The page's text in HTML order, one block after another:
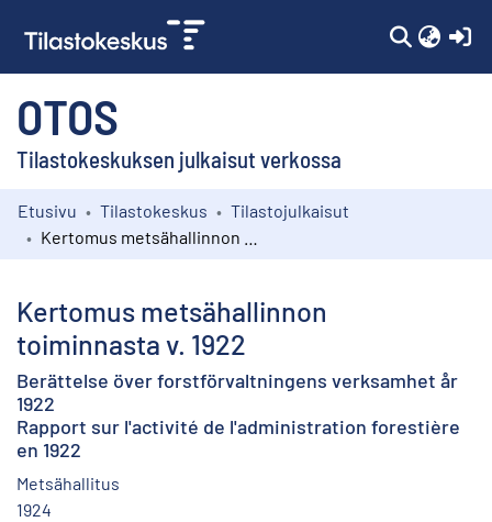
OTOS
Tilastokeskuksen julkaisut verkossa
Kokoelmat
Etusivu Tilastokeskus
Tilastojulkaisut
Kertomus metsähallinnon
toiminnasta v. 1922
Berättelse över forstförvaltningens verksamhet år
1922
Rapport sur l'activité de l'administration forestière
en 1922
Metsähallitus
1924